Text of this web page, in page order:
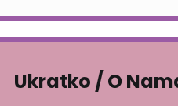
Ukratko / O